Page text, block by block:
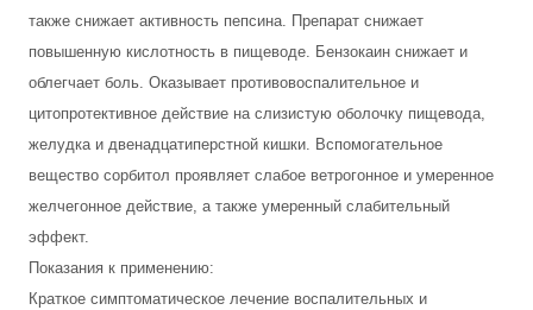
также снижает активность пепсина. Препарат снижает
повышенную кислотность в пищеводе. Бензокаин снижает и
облегчает боль. Оказывает противовоспалительное и
цитопротективное действие на слизистую оболочку пищевода,
желудка и двенадцатиперстной кишки. Вспомогательное
вещество сорбитол проявляет слабое ветрогонное и умеренное
желчегонное действие, а также умеренный слабительный
эффект.
Показания к применению:
Краткое симптоматическое лечение воспалительных и